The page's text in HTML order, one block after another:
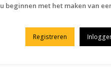
beginnen met het maken van
Registreren